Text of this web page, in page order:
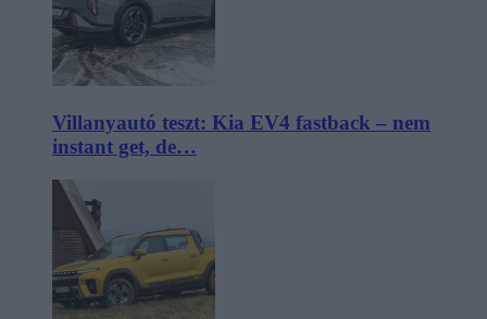
Villanyautó teszt: Kia EV4 fastback – nem
instant get, de…